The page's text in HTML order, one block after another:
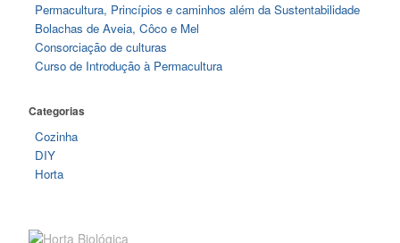
Permacultura, Princípios e caminhos além da Sustentabilidade
Bolachas de Aveia, Côco e Mel
Consorciação de culturas
Curso de Introdução à Permacultura
Categorias
Cozinha
DIY
Horta